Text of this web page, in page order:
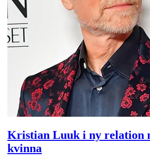
Kristian Luuk i ny relation
kvinna